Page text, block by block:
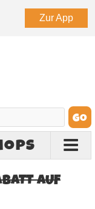
Zur App
AUF